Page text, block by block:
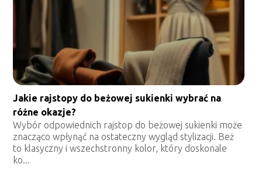
Jakie rajstopy do beżowej sukienki wybrać na
różne okazje?
Wybór odpowiednich rajstop do beżowej sukienki może
znacząco wpłynąć na ostateczny wygląd stylizacji. Beż
to klasyczny i wszechstronny kolor, który doskonale
ko...